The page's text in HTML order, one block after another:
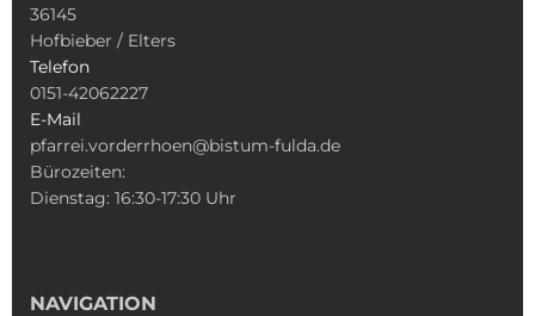
36145
Hofbieber / Elters
Telefon
0151-42062227
E-Mail
pfarrei.vorderrhoen@bistum-fulda.de
Bürozeiten:
Dienstag: 16:30-17:30 Uhr
NAVIGATION